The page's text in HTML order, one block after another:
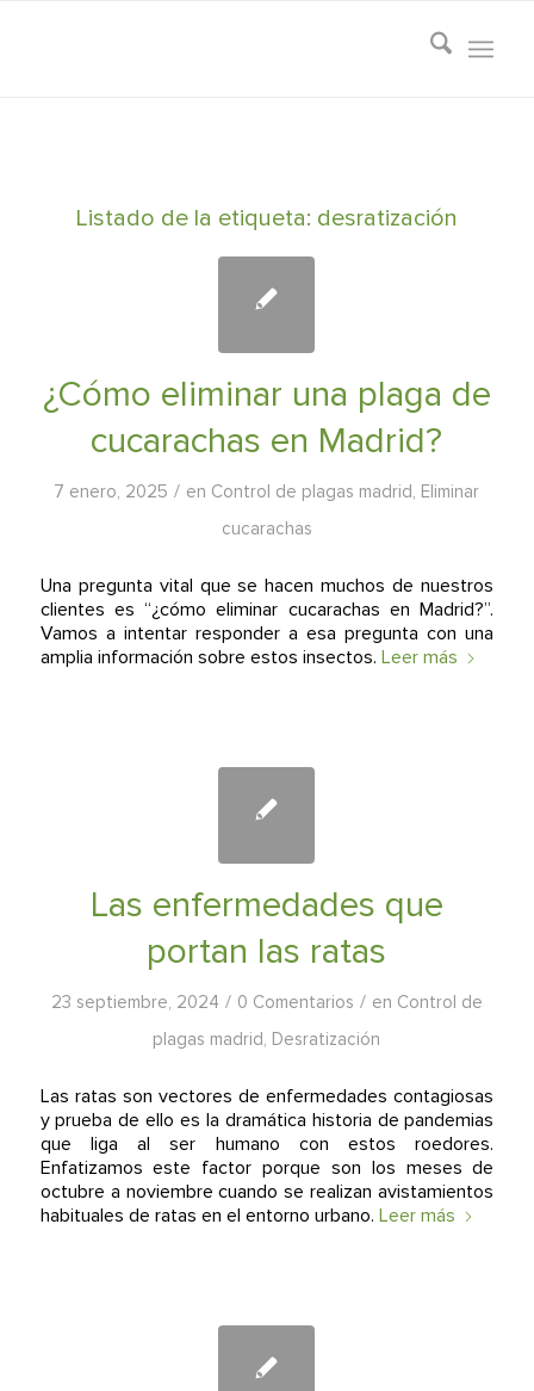
Listado de la etiqueta: desratización
¿Cómo eliminar una plaga de
cucarachas en Madrid?
7 enero, 2025 / en Control de plagas madrid, Eliminar
cucarachas
Una pregunta vital que se hacen muchos de nuestros
clientes es “¿cómo eliminar cucarachas en Madrid?”.
Vamos a intentar responder a esa pregunta con una
amplia información sobre estos insectos. Leer más
Las enfermedades que
portan las ratas
23 septiembre, 2024 / 0 Comentarios / en Control de
plagas madrid, Desratización
Las ratas son vectores de enfermedades contagiosas
y prueba de ello es la dramática historia de pandemias
que liga al ser humano con estos roedores.
Enfatizamos este factor porque son los meses de
octubre a noviembre cuando se realizan avistamientos
habituales de ratas en el entorno urbano. Leer más